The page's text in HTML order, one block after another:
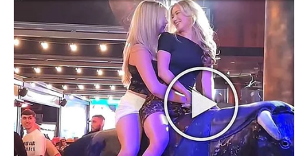
Mogući su razgovori sa nadređenima, dogovori ili odluke
koje se tiču budućnosti. Zvezde savetuju da ne
potpisujete ništa na brzinu i da pažljivo slušate šta vam
se nudi. Ako ste u potrazi za poslom ili promenom, stiže
znak da stena dobrom putu, ali je potrebno još malo
strpljenja.
Kolege vas mogu testirati – neko može pokušati da
prebaci odgovornost na vas. Ne prihvatajte tuđe obaveze